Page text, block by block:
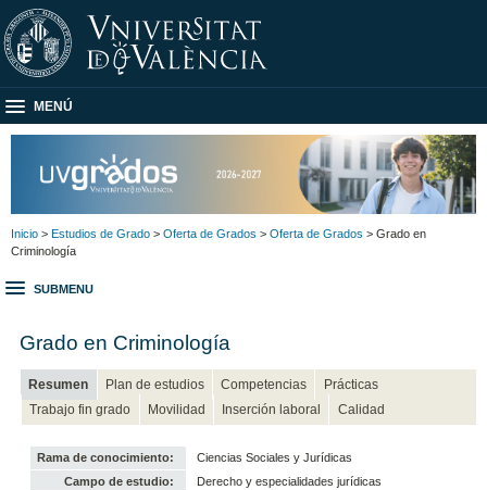
MENÚ
Inicio > Estudios de Grado > Oferta de Grados > Oferta de Grados > Grado en
Criminología
SUBMENU
Grado en Criminología
Resumen Plan de estudios Competencias
Prácticas
Trabajo fin grado
Movilidad Inserción laboral Calidad
Rama de conocimiento:
Ciencias Sociales y Jurídicas
Campo de estudio:
Derecho y especialidades jurídicas